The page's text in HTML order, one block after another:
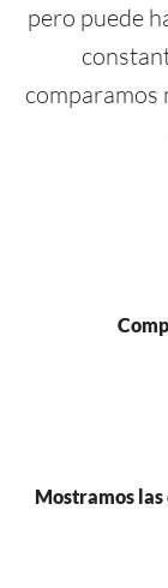
pero puede
comparamos
Mostramos